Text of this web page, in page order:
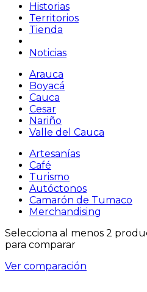
Historias
Territorios
Tienda
Noticias
Arauca
Boyacá
Cauca
Cesar
Nariño
Valle del Cauca
Artesanías
Café
Turismo
Autóctonos
Camarón de Tumaco
Merchandising
Selecciona al menos 2
para comparar
Ver comparación